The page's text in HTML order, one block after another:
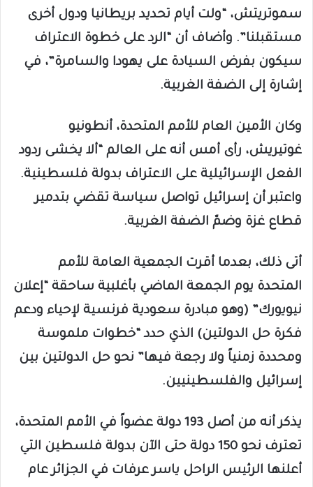
سموتريتش، “ولت أيام تحديد بريطانيا ودول أخرى
مستقبلنا”. وأضاف أن “الرد على خطوة الاعتراف
سيكون بفرض السيادة على يهودا والسامرة”، في
إشارة إلى الضفة الغربية.
وكان الأمين العام للأمم المتحدة، أنطونيو
غوتيريش، رأى أمس أنه على العالم “ألا يخشى ردود
الفعل الإسرائيلية على الاعتراف بدولة فلسطينية.
واعتبر أن إسرائيل تواصل سياسة تقضي بتدمير
قطاع غزة وضمّ الضفة الغربية.
أتى ذلك، بعدما أقرت الجمعية العامة للأمم
المتحدة يوم الجمعة الماضي بأغلبية ساحقة “إعلان
نيويورك” (وهو مبادرة سعودية فرنسية لإحياء ودعم
فكرة حل الدولتين) الذي حدد “خطوات ملموسة
ومحددة زمنياً ولا رجعة فيها” نحو حل الدولتين بين
إسرائيل والفلسطينيين.
يذكر أنه من أصل 193 دولة عضواً في الأمم المتحدة،
تعترف نحو 150 دولة حتى الآن بدولة فلسطين التي
أعلنها الرئيس الراحل ياسر عرفات في الجزائر عام